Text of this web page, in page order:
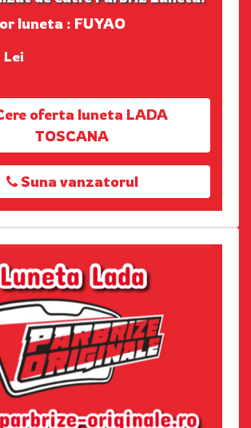
luneta : FUYAO
Lei
oferta luneta LADA
TOSCANA
Suna vanzatorul